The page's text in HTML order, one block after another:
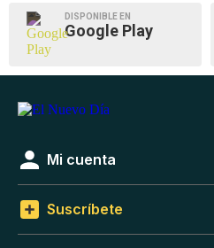
DISPONIBLE EN
Google Play
Mi cuenta
Suscríbete